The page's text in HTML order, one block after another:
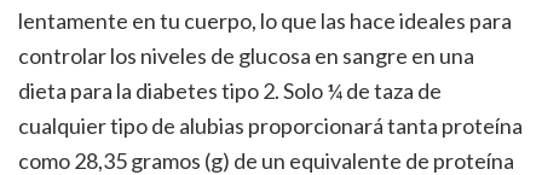
lentamente en tu cuerpo, lo que las hace ideales para
controlar los niveles de glucosa en sangre en una
dieta para la diabetes tipo 2. Solo ¼ de taza de
cualquier tipo de alubias proporcionará tanta proteína
como 28,35 gramos (g) de un equivalente de proteína